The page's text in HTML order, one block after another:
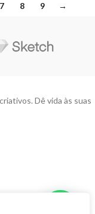
7 8 9 →
Dê vida às suas